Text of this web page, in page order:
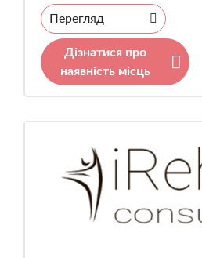
Перегляд
Дізнатися про
наявність місць